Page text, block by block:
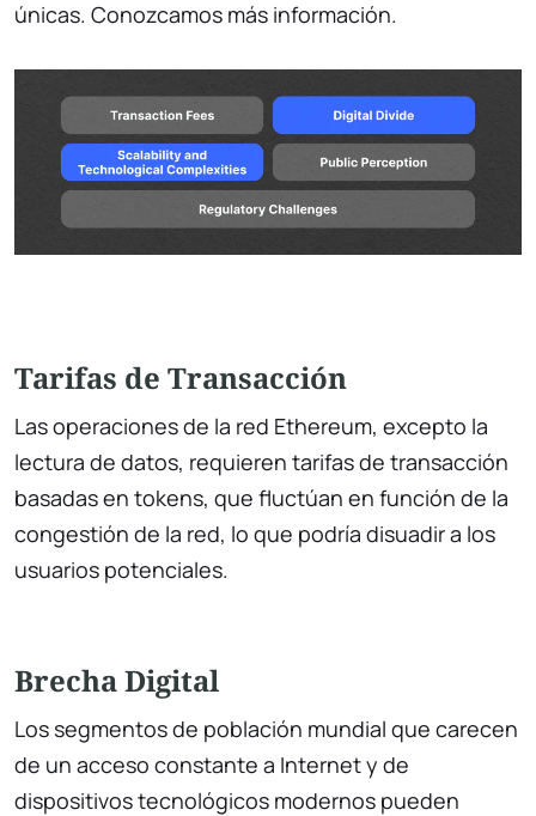
únicas. Conozcamos más información.
Tarifas de Transacción
Las operaciones de la red Ethereum, excepto la
lectura de datos, requieren tarifas de transacción
basadas en tokens, que fluctúan en función de la
congestión de la red, lo que podría disuadir a los
usuarios potenciales.
Brecha Digital
Los segmentos de población mundial que carecen
de un acceso constante a Internet y de
dispositivos tecnológicos modernos pueden